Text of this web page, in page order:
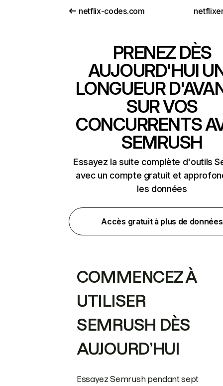
netflix-codes.com
PRENEZ DÈS
AUJOURD'HUI
LONGUEUR
SUR VOS
CONCURRENTS
SEMRUSH
Essayez la suite complète d'outils
avec un compte gratuit et
les données
Accès gratuit à plus de données
COMMENCEZ À
UTILISER
SEMRUSH DÈS
AUJOURD’HUI
Essayez Semrush pendant sept